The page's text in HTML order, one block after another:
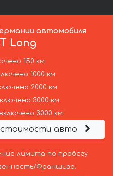
автомобиля
Long
150 км
1000 км
2000 км
3000 км
3000 км
авто
лимита по пробегу
Франшиза.